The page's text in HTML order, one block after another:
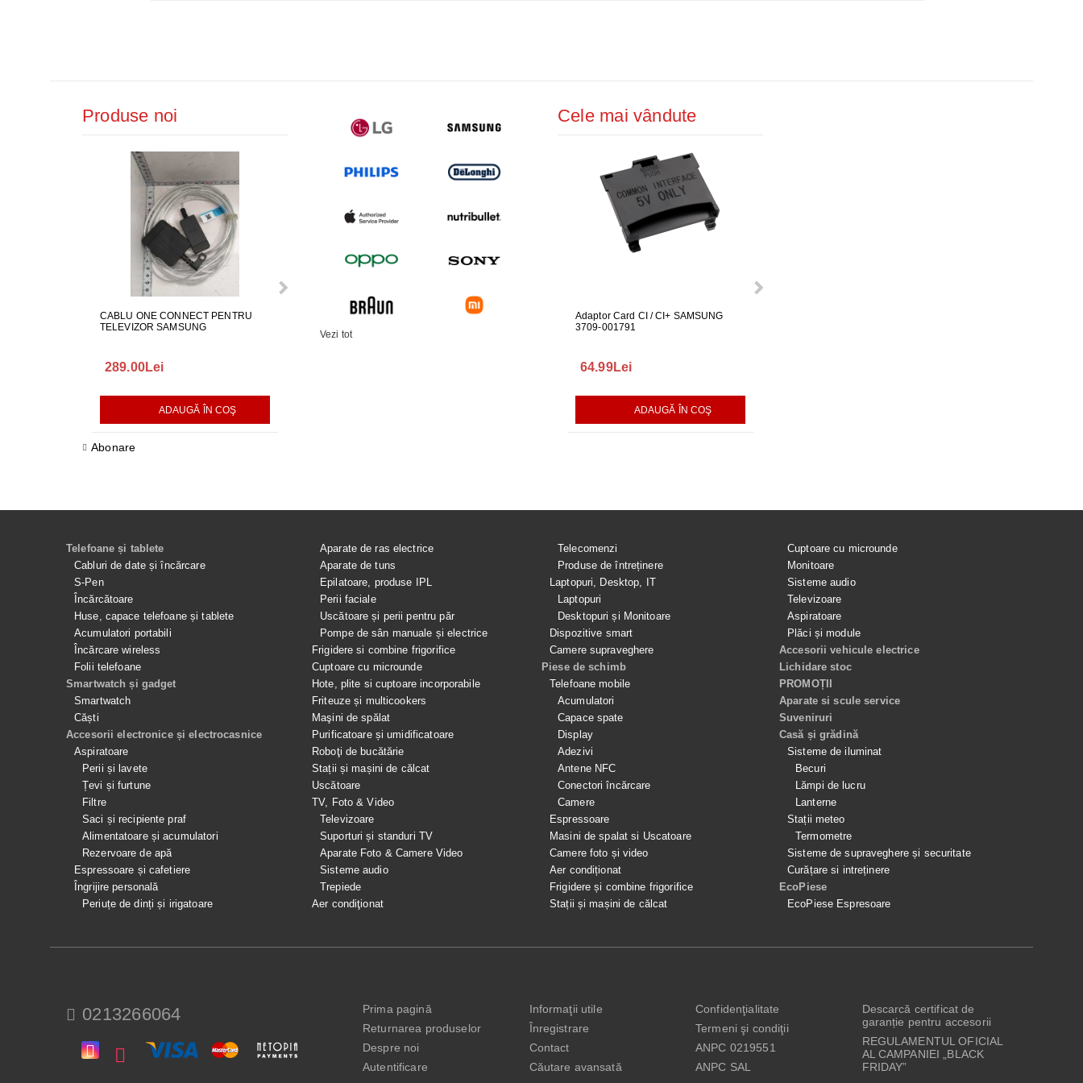
Produse noi
CABLU ONE CONNECT PENTRU
TELEVIZOR SAMSUNG
289.00Lei
ADAUGĂ ÎN COŞ
FURTUN EVACUARE PENTRU
GARNITURA HUBLOU MASINA DE
GARNITURA HUBLOU MASINA DE
Abonare
Vezi tot
Cele mai vândute
Adaptor Card CI / CI+ SAMSUNG
3709-001791
64.99Lei
ADAUGĂ ÎN COŞ
Telefoane și tablete
Cabluri de date și încărcare
S-Pen
Încărcătoare
Huse, capace telefoane și tablete
Acumulatori portabili
Încărcare wireless
Folii telefoane
Smartwatch și gadget
Smartwatch
Căști
Accesorii electronice și electrocasnice
Aspiratoare
Perii și lavete
Țevi și furtune
Filtre
Saci și recipiente praf
Alimentatoare și acumulatori
Rezervoare de apă
Espressoare și cafetiere
Îngrijire personală
Periuțe de dinți și irigatoare
Aparate de ras electrice
Aparate de tuns
Epilatoare, produse IPL
Perii faciale
Uscătoare și perii pentru păr
Pompe de sân manuale și electrice
Frigidere si combine frigorifice
Cuptoare cu microunde
Hote, plite si cuptoare incorporabile
Friteuze și multicookers
Maşini de spălat
Purificatoare și umidificatoare
Roboţi de bucătărie
Stații și mașini de călcat
Uscătoare
TV, Foto & Video
Televizoare
Suporturi și standuri TV
Aparate Foto & Camere Video
Sisteme audio
Trepiede
Aer condiţionat
Telecomenzi
Produse de întreținere
Laptopuri, Desktop, IT
Laptopuri
Desktopuri și Monitoare
Dispozitive smart
Camere supraveghere
Piese de schimb
Telefoane mobile
Acumulatori
Capace spate
Display
Adezivi
Antene NFC
Conectori încărcare
Camere
Espressoare
Masini de spalat si Uscatoare
Camere foto și video
Aer condiționat
Frigidere și combine frigorifice
Stații și mașini de călcat
Cuptoare cu microunde
Monitoare
Sisteme audio
Televizoare
Aspiratoare
Plăci și module
Accesorii vehicule electrice
Lichidare stoc
PROMOȚII
Aparate si scule service
Suveniruri
Casă și grădină
Sisteme de iluminat
Becuri
Lămpi de lucru
Lanterne
Stații meteo
Termometre
Sisteme de supraveghere și securitate
Curățare si intreținere
EcoPiese
EcoPiese Espresoare
0213266064
Prima pagină
Returnarea produselor
Despre noi
Autentificare
Informaţii utile
Înregistrare
Contact
Căutare avansată
Confidenţialitate
Termeni şi condiţii
ANPC 0219551
ANPC SAL
Descarcă certificat de
garanție pentru accesorii
REGULAMENTUL OFICIAL
AL CAMPANIEI „BLACK
FRIDAY”